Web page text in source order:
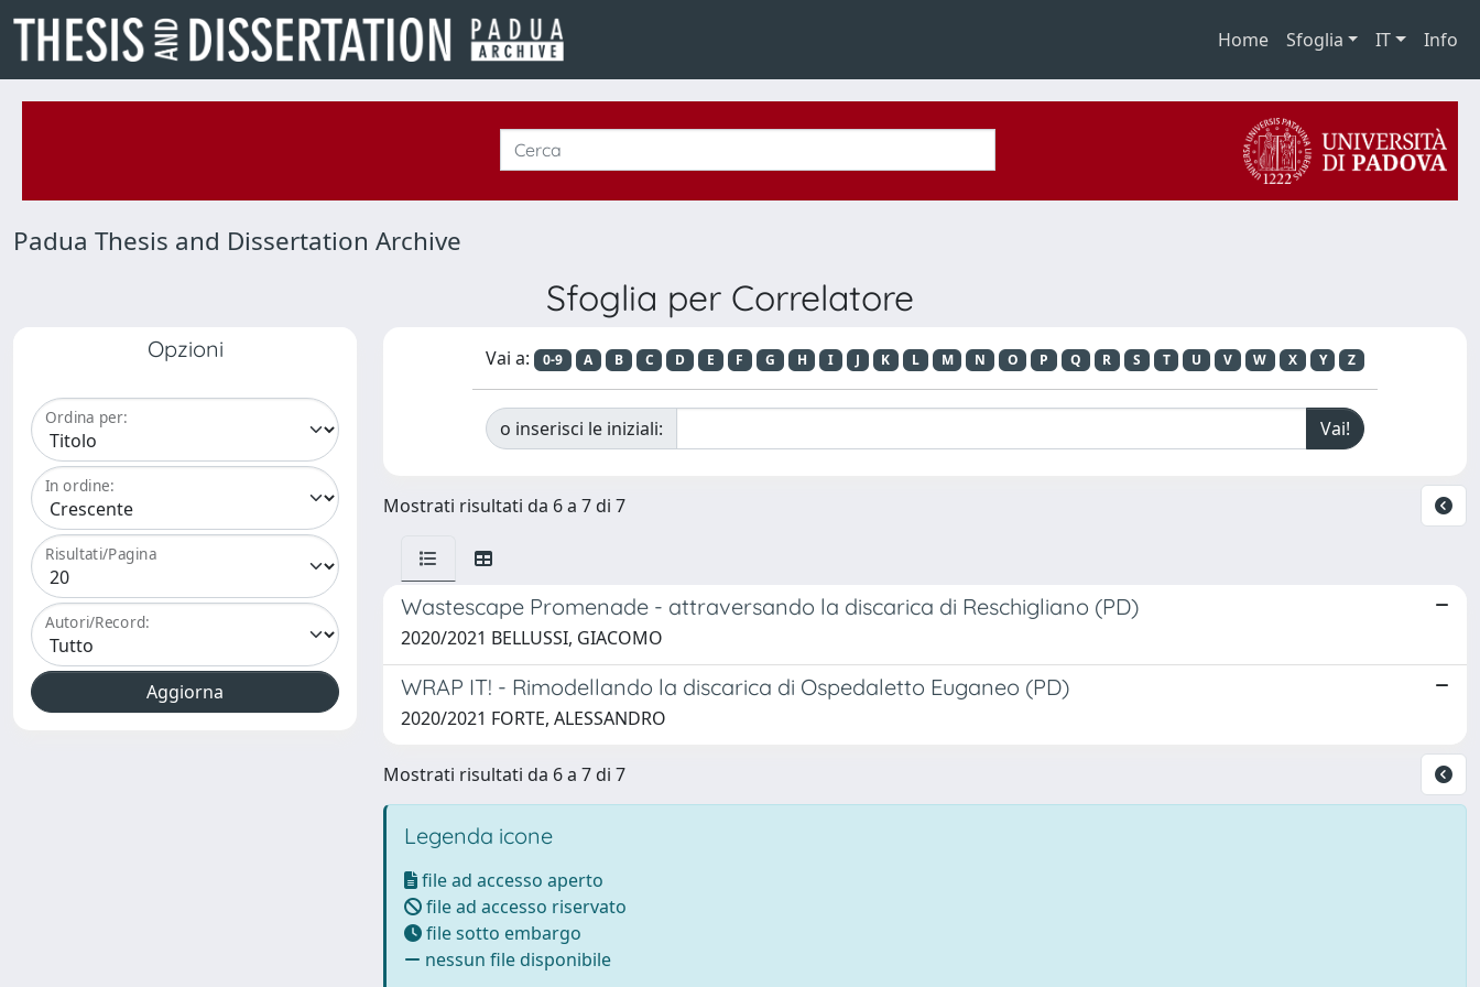
Home Sfoglia IT Info
Padua Thesis and Dissertation Archive
Sfoglia per Correlatore
Opzioni
Ordina per:
In ordine:
Risultati/Pagina
Autori/Record:
Vai a: 0-9 A B C D E F G H I J K L M N O P Q R S T U V W X Y Z
o inserisci le iniziali:
Mostrati risultati da 6 a 7 di 7
Wastescape Promenade - attraversando la discarica di Reschigliano (PD)
2020/2021 BELLUSSI, GIACOMO
WRAP IT! - Rimodellando la discarica di Ospedaletto Euganeo (PD)
2020/2021 FORTE, ALESSANDRO
Mostrati risultati da 6 a 7 di 7
Legenda icone
file ad accesso aperto
file ad accesso riservato
file sotto embargo
nessun file disponibile